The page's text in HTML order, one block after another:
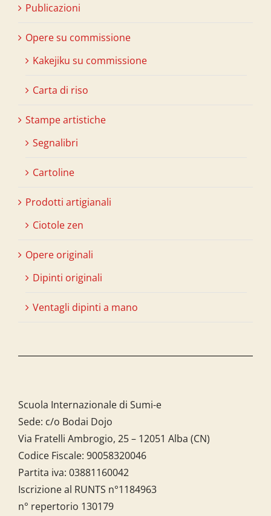
Publicazioni
Opere su commissione
Kakejiku su commissione
Carta di riso
Stampe artistiche
Segnalibri
Cartoline
Prodotti artigianali
Ciotole zen
Opere originali
Dipinti originali
Ventagli dipinti a mano
Scuola Internazionale di Sumi-e
Sede: c/o Bodai Dojo
Via Fratelli Ambrogio, 25 – 12051 Alba (CN)
Codice Fiscale: 90058320046
Partita iva: 03881160042
Iscrizione al RUNTS n°1184963
n° repertorio 130179